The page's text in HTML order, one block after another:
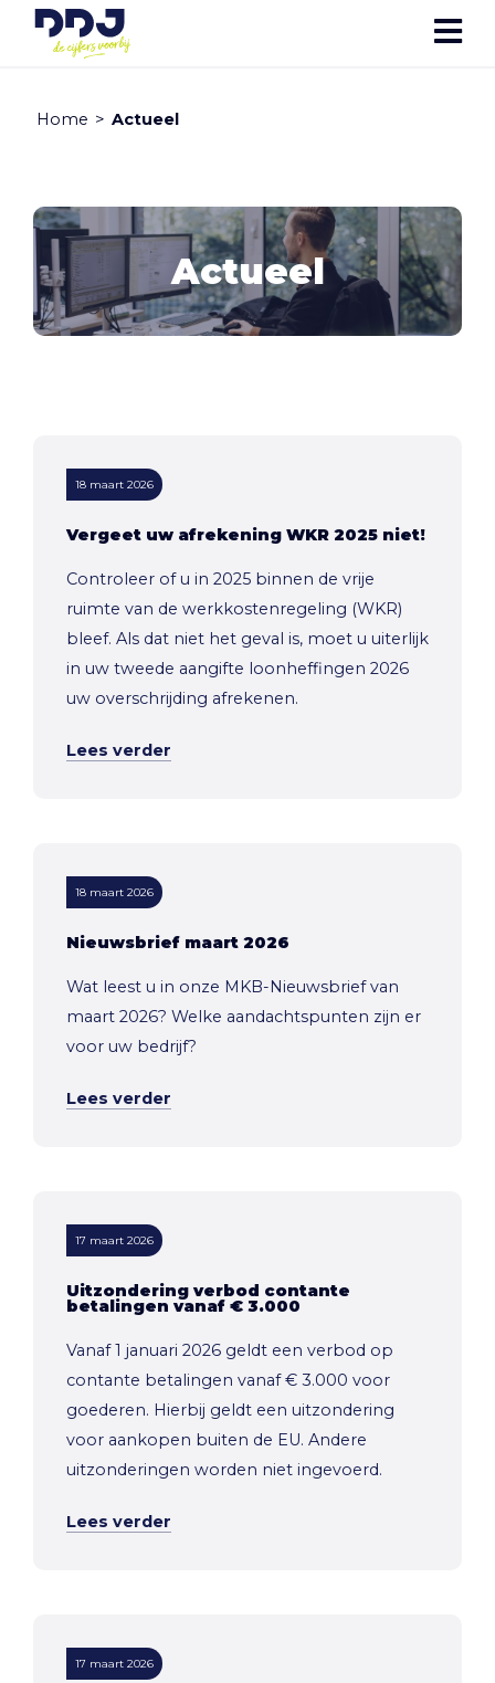
Home > Actueel
Actueel
18 maart 2026
Vergeet uw afrekening WKR 2025 niet!
Controleer of u in 2025 binnen de vrije
ruimte van de werkkostenregeling (WKR)
bleef. Als dat niet het geval is, moet u uiterlijk
in uw tweede aangifte loonheffingen 2026
uw overschrijding afrekenen.
Lees verder
18 maart 2026
Nieuwsbrief maart 2026
Wat leest u in onze MKB-Nieuwsbrief van
maart 2026? Welke aandachtspunten zijn er
voor uw bedrijf?
Lees verder
17 maart 2026
Uitzondering verbod contante
betalingen vanaf € 3.000
Vanaf 1 januari 2026 geldt een verbod op
contante betalingen vanaf € 3.000 voor
goederen. Hierbij geldt een uitzondering
voor aankopen buiten de EU. Andere
uitzonderingen worden niet ingevoerd.
Lees verder
17 maart 2026